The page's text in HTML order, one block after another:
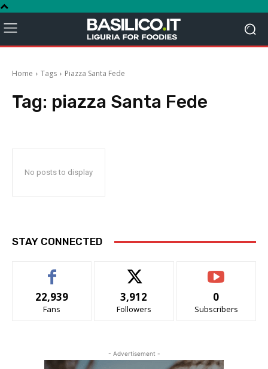
Home Tags Piazza Santa Fede
Tag: piazza Santa Fede
No posts to display
STAY CONNECTED
22,939
Fans
3,912
Followers
0
Subscribers
- Advertisement -